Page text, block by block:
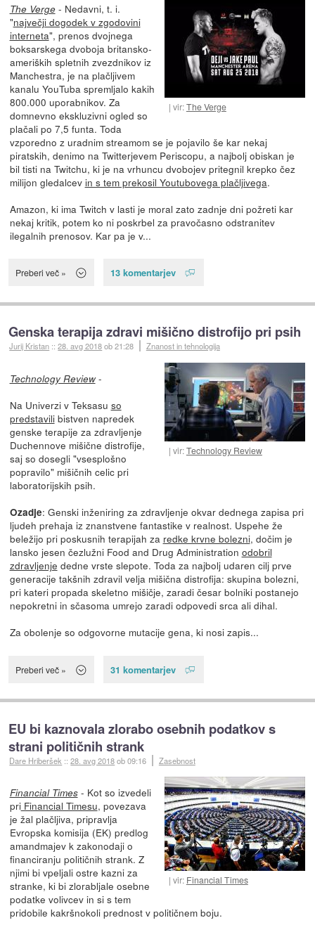
vir:The Verge
The Verge- Nedavni, t. i.
"največji dogodek v zgodovini
interneta", prenos dvojnega
boksarskega dvoboja britansko-
ameriških spletnih zvezdnikov iz
Manchestra, je na plačljivem
kanalu YouTuba spremljalo kakih
800.000 uporabnikov. Za
domnevno ekskluzivni ogled so
plačali po 7,5 funta. Toda
vzporedno z uradnim streamom se je pojavilo še kar nekaj
piratskih, denimo na Twitterjevem Periscopu, a najbolj obiskan je
bil tisti na Twitchu, ki je na vrhuncu dvobojev pritegnil krepko čez
milijon gledalcev in s tem prekosil Youtubovega plačljivega.
Amazon, ki ima Twitch v lasti je moral zato zadnje dni požreti kar
nekaj kritik, potem ko ni poskrbel za pravočasno odstranitev
ilegalnih prenosov. Kar pa je v...
Preberi več » 13 komentarjev
Genska terapija zdravi mišično distrofijo pri psih
Jurij Kristan ::28. avg 2018ob 21:28 Znanost in tehnologija
vir:Technology Review
Technology Review-
Na Univerzi v Teksasu so
predstavilibistven napredek
genske terapije za zdravljenje
Duchennove mišične distrofije,
saj so dosegli "vsesplošno
popravilo" mišičnih celic pri
laboratorijskih psih.
Ozadje: Genski inženiring za zdravljenje okvar dednega zapisa pri
ljudeh prehaja iz znanstvene fantastike v realnost. Uspehe že
beležijo pri poskusnih terapijah za redke krvne bolezni, dočim je
lansko jesen čezlužni Food and Drug Administration odobril
zdravljenje dedne vrste slepote. Toda za najbolj udaren cilj prve
generacije takšnih zdravil velja mišična distrofija: skupina bolezni,
pri kateri propada skeletno mišičje, zaradi česar bolniki postanejo
nepokretni in sčasoma umrejo zaradi odpovedi srca ali dihal.
Za obolenje so odgovorne mutacije gena, ki nosi zapis...
Preberi več » 31 komentarjev
EU bi kaznovala zlorabo osebnih podatkov s
strani političnih strank
Dare Hriberšek ::28. avg 2018ob 09:16 Zasebnost
vir: Financial Times
Financial Times- Kot so izvedeli
priFinancial Timesu, povezava
je žal plačljiva, pripravlja
Evropska komisija (EK) predlog
amandmajev k zakonodaji o
financiranju političnih strank. Z
njimi bi vpeljali ostre kazni za
stranke, ki bi zlorabljale osebne
podatke volivcev in si s tem
pridobile kakršnokoli prednost v političnem boju.